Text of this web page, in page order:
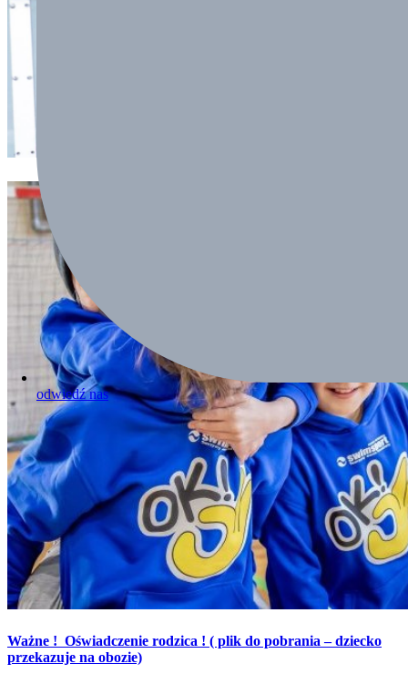
odwiedź nas
Ważne ! Oświadczenie rodzica ! ( plik do pobrania – dziecko
przekazuje na obozie)